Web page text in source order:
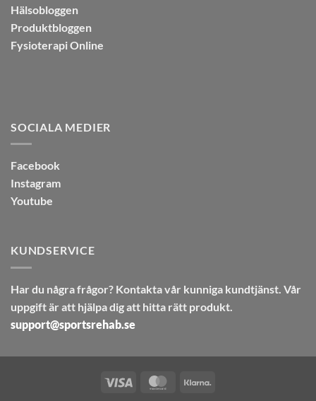
Hälsobloggen
Produktbloggen
Fysioterapi Online
SOCIALA MEDIER
Facebook
Instagram
Youtube
KUNDSERVICE
Har du några frågor? Kontakta vår kunniga kundtjänst. Vår
uppgift är att hjälpa dig att hitta rätt produkt.
support@sportsrehab.se
Visa MasterCard